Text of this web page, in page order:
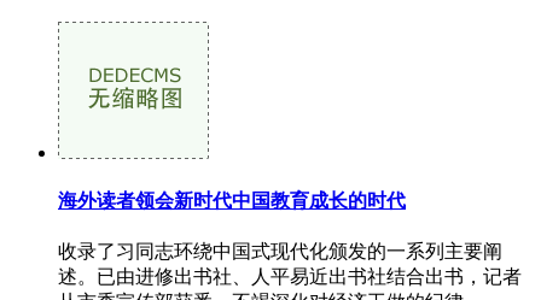
海外读者领会新时代中国教育成长的时代
收录了习同志环绕中国式现代化颁发的一系列主要阐
述。已由进修出书社、人平易近出书社结合出书，记者